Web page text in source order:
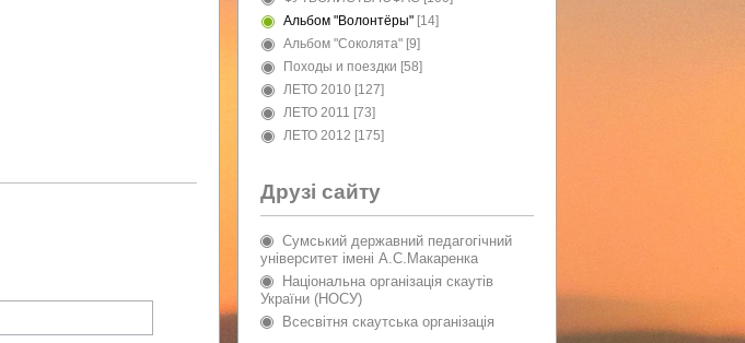
Альбом "Волонтёры" [14]
Альбом "Соколята" [9]
Походы и поездки [58]
ЛЕТО 2010 [127]
ЛЕТО 2011 [73]
ЛЕТО 2012 [175]
Друзі сайту
Сумський державний педагогічний
університет імені А.С.Макаренка
Національна організація скаутів
України (НОСУ)
Всесвітня скаутська організація